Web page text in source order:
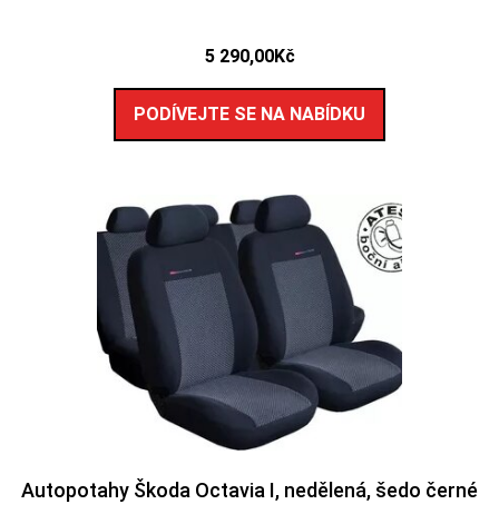
5 290,00Kč
PODÍVEJTE SE NA NABÍDKU
Autopotahy Škoda Octavia I, nedělená, šedo černé